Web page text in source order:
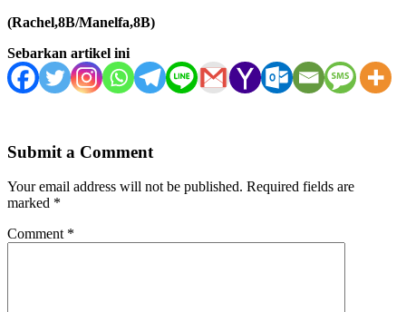
(Rachel,8B/Manelfa,8B)
Sebarkan artikel ini
Submit a Comment
Your email address will not be published. Required fields are
marked *
Comment *